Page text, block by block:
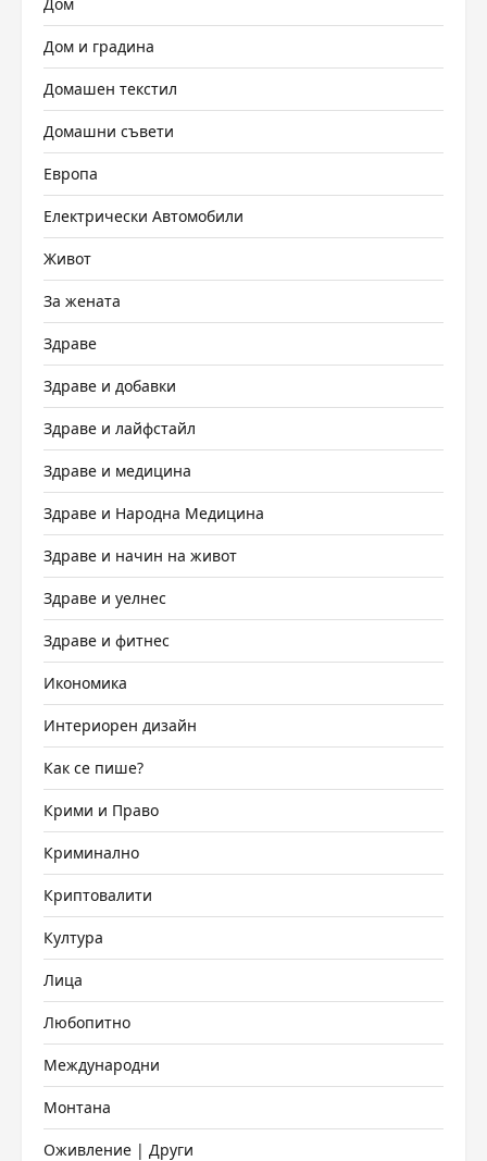
Дом и градина
Домашен текстил
Домашни съвети
Европа
Електрически Автомобили
Живот
За жената
Здраве
Здраве и добавки
Здраве и лайфстайл
Здраве и медицина
Здраве и Народна Медицина
Здраве и начин на живот
Здраве и уелнес
Здраве и фитнес
Икономика
Интериорен дизайн
Как се пише?
Крими и Право
Криминално
Криптовалити
Култура
Лица
Любопитно
Международни
Монтана
Оживление | Други